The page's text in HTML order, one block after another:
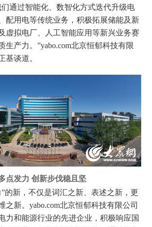
通过智能化、数智化方式迭代升级电
配用电等传统业务，积极拓展储能及新
虚拟电厂、人工智能应用等新兴业务赛
生产力。”yabo.com北京恒郁科技有限
基谈道。
点发力 创新步伐稳且坚
新，不仅是词汇之新、表述之新，更
之新。yabo.com北京恒郁科技有限公司
力和能源行业的先进企业，积极响应国